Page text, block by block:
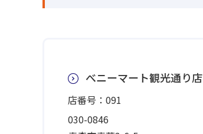
べニーマート観光通り店
店番号：091
030-0846